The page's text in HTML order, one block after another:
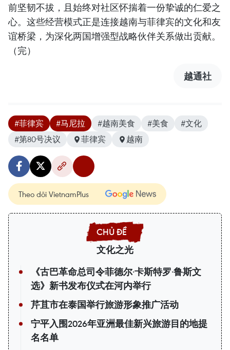
前坚韧不拔，且始终对社区怀揣着一份挚诚的仁爱之
心。这些经营模式正是连接越南与菲律宾的文化和友
谊桥梁，为深化两国增强型战略伙伴关系做出贡献。
（完）
越通社
#菲律宾 #马尼拉 #越南美食 #美食
#文化
#第80号决议
菲律宾 越南
Theo dõi VietnamPlus
文化之光
《古巴革命总司令菲德尔·卡斯特罗·鲁斯文
选》新书发布仪式在河内举行
芹苴市在泰国举行旅游形象推广活动
宁平入围2026年亚洲最佳新兴旅游目的地提
名名单